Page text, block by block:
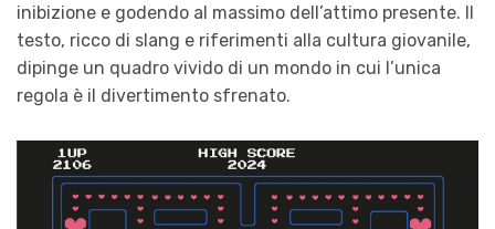
inibizione e godendo al massimo dell’attimo presente. Il
testo, ricco di slang e riferimenti alla cultura giovanile,
dipinge un quadro vivido di un mondo in cui l’unica
regola è il divertimento sfrenato.